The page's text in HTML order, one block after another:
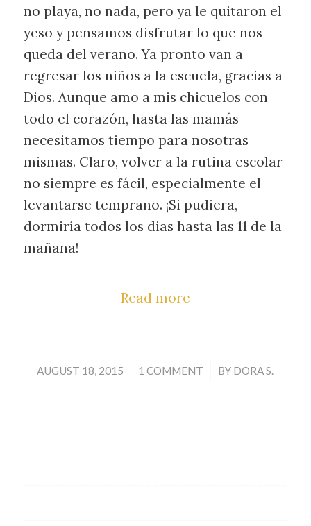
no playa, no nada, pero ya le quitaron el
yeso y pensamos disfrutar lo que nos
queda del verano. Ya pronto van a
regresar los niños a la escuela, gracias a
Dios. Aunque amo a mis chicuelos con
todo el corazón, hasta las mamás
necesitamos tiempo para nosotras
mismas. Claro, volver a la rutina escolar
no siempre es fácil, especialmente el
levantarse temprano. ¡Si pudiera,
dormiría todos los dias hasta las 11 de la
mañana!
Read more
AUGUST 18, 2015
/ 1 COMMENT
/ BY DORA S.